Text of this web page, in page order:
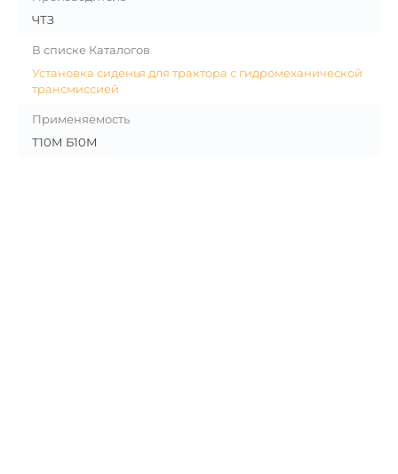
ЧТЗ
В списке Каталогов
Установка сиденья для трактора с гидромеханической
трансмиссией
Применяемость
Т10М Б10М